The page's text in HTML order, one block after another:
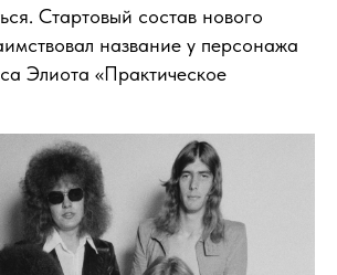
Стартовый состав нового
название у персонажа
Элиота «Практическое